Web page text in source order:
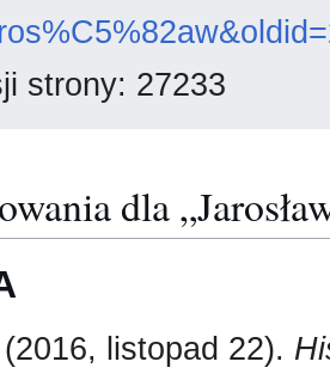
strony: 27233
dla
(2016, listopad 22).